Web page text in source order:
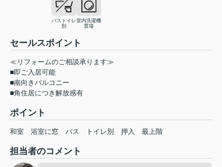
バストイレ
別
室内洗濯機
置場
セールスポイント
≪リフォームのご相談承ります≫
■即ご入居可能
■南向きバルコニー
■角住居につき解放感有
ポイント
和室 浴室に窓 バス トイレ別 押入 最上階
担当者のコメント